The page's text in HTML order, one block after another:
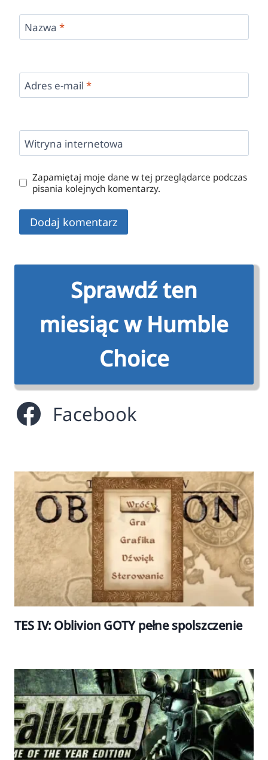
Nazwa *
Adres e-mail *
Witryna internetowa
Zapamiętaj moje dane w tej przeglądarce podczas
pisania kolejnych komentarzy.
Sprawdź ten
miesiąc w Humble
Choice
Facebook
TES IV: Oblivion GOTY pełne spolszczenie